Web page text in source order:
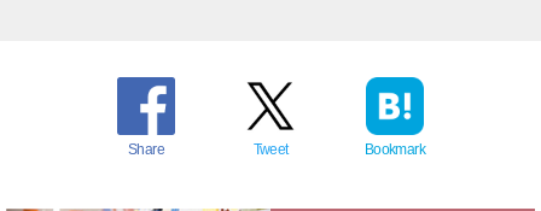
Share Tweet Bookmark